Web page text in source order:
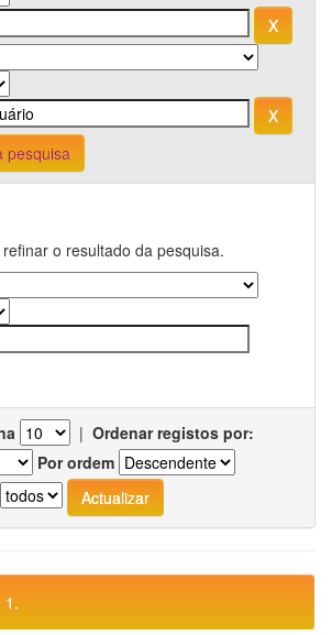
pesquisa
o resultado da pesquisa.
| Ordenar registos por:
Por ordem
1.